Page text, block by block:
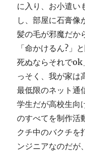
に入り、お小遣い
し、部屋に石膏像
髪の毛が邪魔だか
「命かけるん?」
死ぬならそれでok
っそく、我が家は
最低限のネット通
学生だが高校生向
のすべてを制作活
クチ中のバクチを
ンジニアなのだが